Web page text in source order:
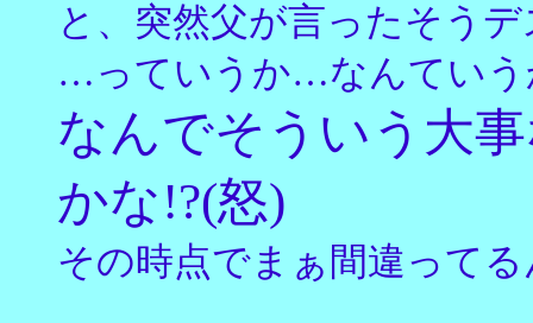
と、突然父が言ったそうデ
…っていうか…なんてい
なんでそういう大
かな!?(怒)
その時点でまぁ間違って